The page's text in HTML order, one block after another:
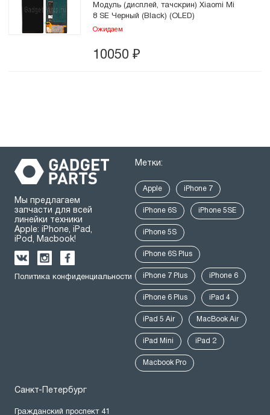
Модуль (дисплей, тачскрин) Xiaomi Mi
8 SE Черный (Black) (OLED)
Ожидаем
10050 ₽
Мы предлагаем
запчасти для всей
линейки техники
Apple: iPhone, iPad,
iPod, Macbook!
Политика конфиденциальности
Метки:
Apple iPhone 7
iPhone 6S iPhone 5SE
iPhone 5S
iPhone 6S Plus
iPhone 7 Plus iPhone 6
iPhone 6 Plus iPad 4
iPad 5 Air MacBook Air
iPad Mini iPad 2
Macbook Pro
Санкт-Петербург
Гражданский проспект 41